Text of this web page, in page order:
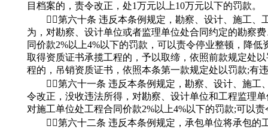
目档案的，责令改正，处1万元以上10万元以下的罚款。
第六十条 违反本条例规定，勘察、设计、施工、
为，对勘察、设计单位或者监理单位处合同约定的勘察
同价款2%以上4%以下的罚款，可以责令停业整顿，降
取得资质证书承揽工程的，予以取缔，依照前款规定处
程的，吊销资质证书，依照本条第一款规定处以罚款;有
第六十一条 违反本条例规定，勘察、设计、施工
令改正，没收违法所得，对勘察、设计单位和工程监理
对施工单位处工程合同价款2%以上4%以下的罚款;可以
第六十二条 违反本条例规定，承包单位将承包的